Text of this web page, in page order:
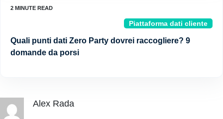
Piattaforma dati cliente
Quali punti dati Zero Party dovrei raccogliere? 9
domande da porsi
Alex Rada